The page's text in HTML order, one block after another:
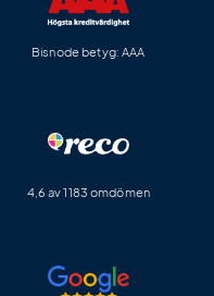
Bisnode betyg: AAA
4,6 av 1183 omdömen